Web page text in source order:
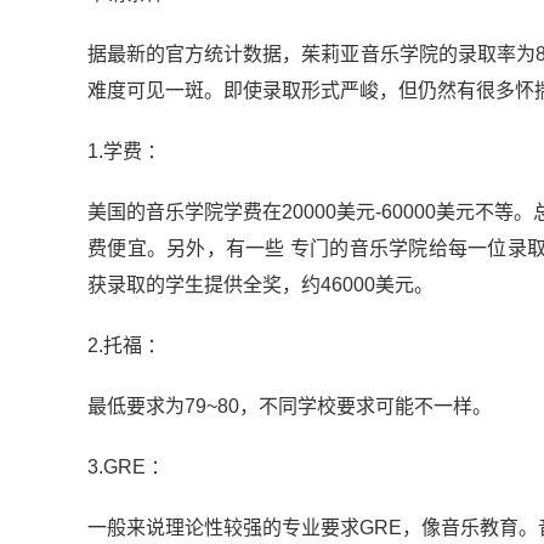
据最新的官方统计数据，茱莉亚音乐学院的录取率
难度可见一斑。即使录取形式严峻，但仍然有很多
1.学费 ：
美国的音乐学院学费在20000美元-60000美元不等
费便宜。另外，有一些 专门的音乐学院给每一位录
获录取的学生提供全奖，约46000美元。
2.托福 ：
最低要求为79~80，不同学校要求可能不一样。
3.GRE ：
一般来说理论性较强的专业要求GRE，像音乐教育